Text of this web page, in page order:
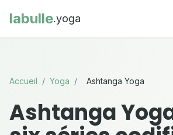
labulle.yoga
Accueil / Yoga / Ashtanga Yoga
Ashtanga